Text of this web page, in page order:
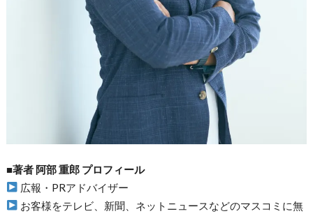
■著者 阿部 重郎 プロフィール
広報・PRアドバイザー
お客様をテレビ、新聞、ネットニュースなどのマスコミに無